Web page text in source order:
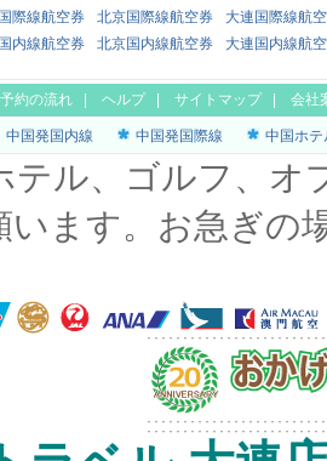
際線航空券 北京国際線航空券
大連国際線航
内線航空券 北京国内線航空券 大連国内線航
予約の流れ ヘルプ| サイトマップ| 会社
中国発国内線 中国発国際線 中国ホテ
テル、ゴルフ、オ
います。お急ぎの